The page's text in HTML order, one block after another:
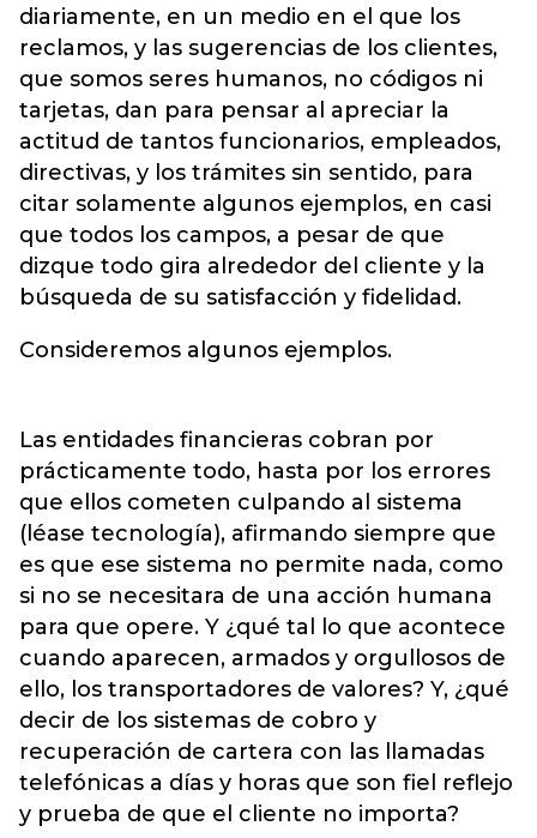
diariamente, en un medio en el que los
reclamos, y las sugerencias de los clientes,
que somos seres humanos, no códigos ni
tarjetas, dan para pensar al apreciar la
actitud de tantos funcionarios, empleados,
directivas, y los trámites sin sentido, para
citar solamente algunos ejemplos, en casi
que todos los campos, a pesar de que
dizque todo gira alrededor del cliente y la
búsqueda de su satisfacción y fidelidad.
Consideremos algunos ejemplos.
Las entidades financieras cobran por
prácticamente todo, hasta por los errores
que ellos cometen culpando al sistema
(léase tecnología), afirmando siempre que
es que ese sistema no permite nada, como
si no se necesitara de una acción humana
para que opere. Y ¿qué tal lo que acontece
cuando aparecen, armados y orgullosos de
ello, los transportadores de valores? Y, ¿qué
decir de los sistemas de cobro y
recuperación de cartera con las llamadas
telefónicas a días y horas que son fiel reflejo
y prueba de que el cliente no importa?